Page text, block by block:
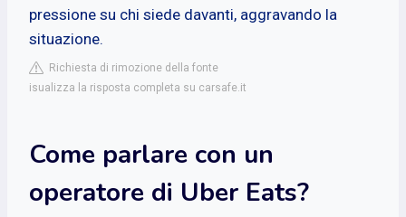
pressione su chi siede davanti, aggravando la
situazione.
Richiesta di rimozione della fonte
isualizza la risposta completa su carsafe.it
Come parlare con un
operatore di Uber Eats?